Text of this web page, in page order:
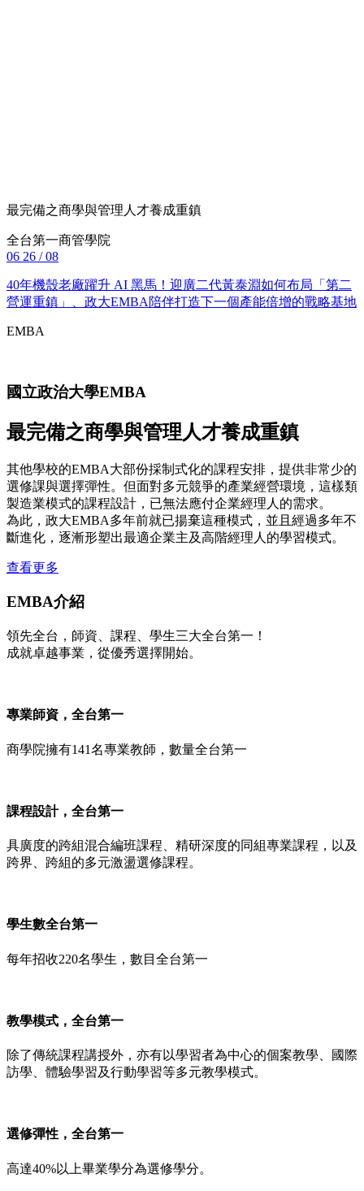
最完備之商學與管理人才養成重鎮
全台第一商管學院
06 26 / 08
40年機殼老廠躍升 AI 黑馬！迎廣二代黃泰淵如何布局「第二
營運重鎮」、政大EMBA陪伴打造下一個產能倍增的戰略基地
EMBA
國立政治大學EMBA
最完備之商學與管理人才養成重鎮
其他學校的EMBA大部份採制式化的課程安排，提供非常少的
選修課與選擇彈性。但面對多元競爭的產業經營環境，這樣類
製造業模式的課程設計，已無法應付企業經理人的需求。
為此，政大EMBA多年前就已揚棄這種模式，並且經過多年不
斷進化，逐漸形塑出最適企業主及高階經理人的學習模式。
查看更多
EMBA介紹
領先全台，師資、課程、學生三大全台第一！
成就卓越事業，從優秀選擇開始。
專業師資，全台第一
商學院擁有141名專業教師，數量全台第一
課程設計，全台第一
具廣度的跨組混合編班課程、精研深度的同組專業課程，以及
跨界、跨組的多元激盪選修課程。
學生數全台第一
每年招收220名學生，數目全台第一
教學模式，全台第一
除了傳統課程講授外，亦有以學習者為中心的個案教學、國際
訪學、體驗學習及行動學習等多元教學模式。
選修彈性，全台第一
高達40%以上畢業學分為選修學分。